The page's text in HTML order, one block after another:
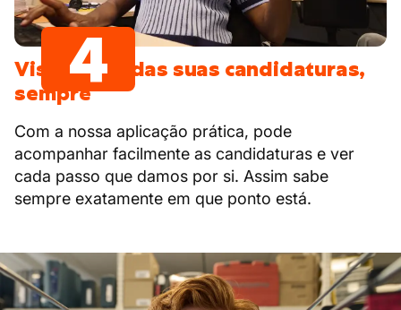
Visão clara das suas candidaturas,
sempre
Com a nossa aplicação prática, pode
acompanhar facilmente as candidaturas e ver
cada passo que damos por si. Assim sabe
sempre exatamente em que ponto está.
4